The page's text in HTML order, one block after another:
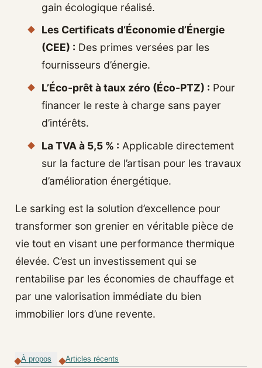
gain écologique réalisé.
Les Certificats d’Économie d’Énergie
(CEE) : Des primes versées par les
fournisseurs d’énergie.
L’Éco-prêt à taux zéro (Éco-PTZ) : Pour
financer le reste à charge sans payer
d’intérêts.
La TVA à 5,5 % : Applicable directement
sur la facture de l’artisan pour les travaux
d’amélioration énergétique.
Le sarking est la solution d’excellence pour
transformer son grenier en véritable pièce de
vie tout en visant une performance thermique
élevée. C’est un investissement qui se
rentabilise par les économies de chauffage et
par une valorisation immédiate du bien
immobilier lors d’une revente.
À propos Articles récents